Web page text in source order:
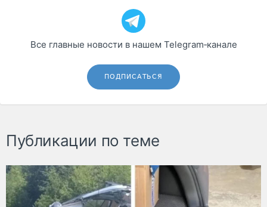
Все главные новости в нашем Telegram‑канале
ПОДПИСАТЬСЯ
Публикации по теме